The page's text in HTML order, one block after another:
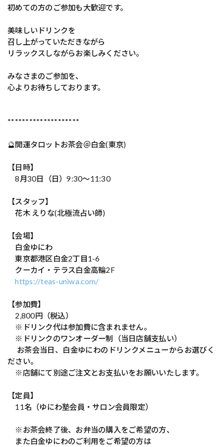
初めての方のご参加も大歓迎です。
美味しいドリンクを
召し上がっていただきながら
リラックスしながらお楽しみください。
みなさまのご参加を、
心よりお待ちしております。
********************
🔮開運タロットお茶会＠白金(東京)
【日時】
8月30日（日）9:30～11:30
【スタッフ】
花木 えりな(北極流占い師)
【会場】
白金ゆにわ
東京都港区白金2丁目1-6
クーカイ・テラス白金高輪2F
https://teas-uniwa.com/
【参加費】
2,800円（税込）
※ドリンク代は参加費に含まれません。
※ドリンクのワンオーダー制（当日店舗支払い）
お茶会当日、白金ゆにわのドリンクメニューからお選びく
ださい。
※店舗にて別途ご注文とお支払いをお願いいたします。
【定員】
11名（ゆにわ塾会員・サロン会員限定）
※お茶会終了後、お弁当の購入をご希望の方、
また白金ゆにわのご利用をご希望の方は